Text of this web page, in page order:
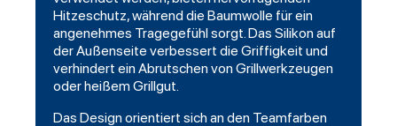
Hitzeschutz, während die Baumwolle für ein
angenehmes Tragegefühl sorgt. Das Silikon auf
der Außenseite verbessert die Griffigkeit und
verhindert ein Abrutschen von Grillwerkzeugen
oder heißem Grillgut.
Das Design orientiert sich an den Teamfarben